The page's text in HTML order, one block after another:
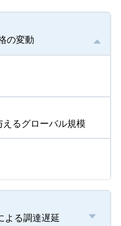
の変動
るグローバル規模
よる調達遅延